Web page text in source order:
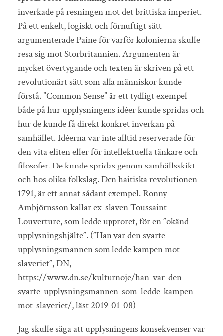
inverkade på resningen mot det brittiska imperiet.
På ett enkelt, logiskt och förnuftigt sätt
argumenterade Paine för varför kolonierna skulle
resa sig mot Storbritannien. Argumenten är
mycket övertygande och texten är skriven på ett
revolutionärt sätt som alla människor kunde
förstå. ”Common Sense” är ett tydligt exempel
både på hur upplysningens idéer kunde spridas och
hur de kunde få direkt konkret inverkan på
samhället. Idéerna var inte alltid reserverade för
den vita eliten eller för intellektuella tänkare och
filosofer. De kunde spridas genom samhällsskikt
och hos olika folkslag. Den haitiska revolutionen
1791, är ett annat sådant exempel. Ronny
Ambjörnsson kallar ex-slaven Toussaint
Louverture, som ledde upproret, för en ”okänd
upplysningshjälte”. (”Han var den svarte
upplysningsmannen som ledde kampen mot
slaveriet”, DN,
https://www.dn.se/kulturnoje/han-var-den-
svarte-upplysningsmannen-som-ledde-kampen-
mot-slaveriet/, läst 2019-01-08)
Jag skulle säga att upplysningens konsekvenser var